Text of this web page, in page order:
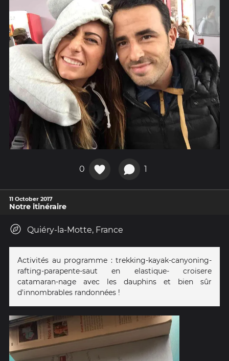
0 1
11 October 2017
Notre itinéraire
Quiéry-la-Motte, France
Activités au programme : trekking-kayak-canyoning-
rafting-parapente-saut en elastique- croisere
catamaran-nage avec les dauphins et bien sûr
d'innombrables randonnées !